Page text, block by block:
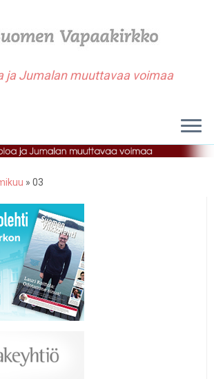
ja Jumalan muuttavaa voimaa
» 03